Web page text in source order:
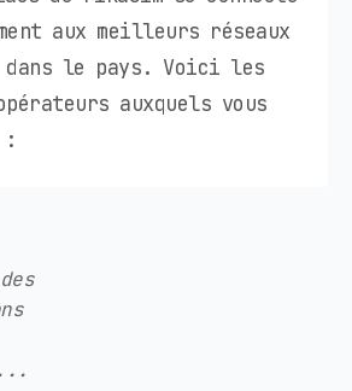
aux meilleurs réseaux
dans le pays. Voici les
auxquels vous
: